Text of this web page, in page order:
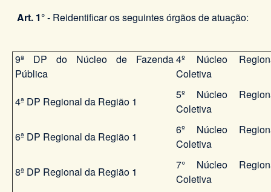
Art. 1°- Reidentificar os seguintes órgãos de atuação:
9ª DP do Núcleo de Fazenda
Pública
4º Núcleo
Coletiva
4ª DP Regional da Região 1
5º Núcleo
Coletiva
6ª DP Regional da Região 1
6º Núcleo
Coletiva
8ª DP Regional da Região 1
7° Núcleo
Coletiva